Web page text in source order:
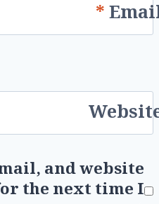
*
and website
the next time I